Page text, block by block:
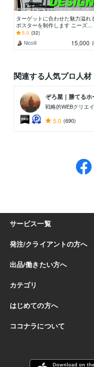
ターゲットに合わせた魅力溢れ
ポスターを制作します ニーズに
合わせた、パーソナライズされた
5.0 (32)
Nicolll
15,000
関連する人気プロ人材
ぞろ屋｜勝てるホ
戦略的WEBクリエ
5.0 (690)